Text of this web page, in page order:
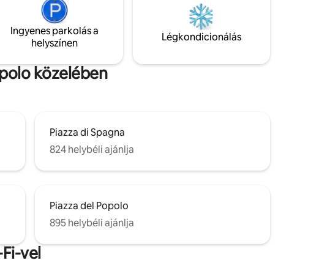
az elegancia és a
elhelyezkedés miatt a Penna lakás
tökéletes választás a római nyaraláshoz!
Ingyenes parkolás a
helyszínen
Légkondicionálás
közelében
Piazza di Spagna
824 helybéli ajánlja
Piazza del Popolo
895 helybéli ajánlja
vel